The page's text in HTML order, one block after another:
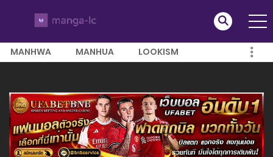
MANHWA MANHUA LOOKISM